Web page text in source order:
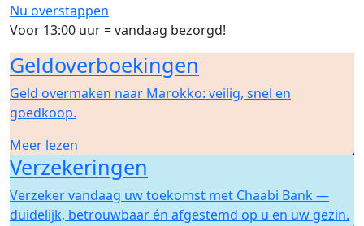
Nu overstappen
Voor 13:00 uur = vandaag bezorgd!
Geldoverboekingen
Geld overmaken naar Marokko: veilig, snel en
goedkoop.
Meer lezen
Verzekeringen
Verzeker vandaag uw toekomst met Chaabi Bank —
duidelijk, betrouwbaar én afgestemd op u en uw gezin.